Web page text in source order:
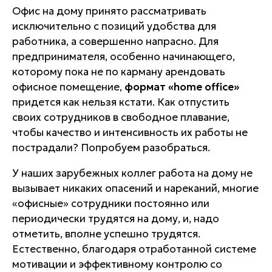
info@lred.ru
Все контакты
Офис на дому принято рассматривать
исключительно с позиций удобства для
работника, а совершенно напрасно. Для
предпринимателя, особенно начинающего,
которому пока не по карману арендовать
офисное помещение, формат «home office»
придется как нельзя кстати. Как отпустить
своих сотрудников в свободное плавание,
чтобы качество и интенсивность их работы не
пострадали? Попробуем разобраться.
У наших зарубежных коллег работа на дому не
вызывает никаких опасений и нареканий, многие
«офисные» сотрудники постоянно или
периодически трудятся на дому, и, надо
отметить, вполне успешно трудятся.
Естественно, благодаря отработанной системе
мотивации и эффективному контролю со